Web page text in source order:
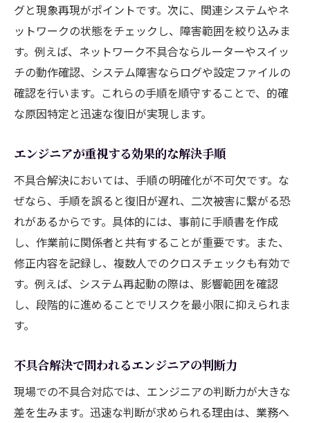
グと現象再現がポイントです。次に、関連システムやネ
ットワークの状態をチェックし、障害範囲を絞り込みま
す。例えば、ネットワーク不具合ならルーターやスイッ
チの動作確認、システム障害ならログや設定ファイルの
確認を行います。これらの手順を順守することで、的確
な原因特定と迅速な復旧が実現します。
エンジニアが重視する効果的な解決手順
不具合解決においては、手順の明確化が不可欠です。な
ぜなら、手順を誤ると復旧が遅れ、二次被害に繋がる恐
れがあるからです。具体的には、事前に手順書を作成
し、作業前に関係者と共有することが重要です。また、
修正内容を記録し、複数人でのクロスチェックも有効で
す。例えば、システム再起動の際は、影響範囲を確認
し、段階的に進めることでリスクを最小限に抑えられま
す。
不具合解決で問われるエンジニアの判断力
現場での不具合対応では、エンジニアの判断力が大きな
差を生みます。迅速な判断が求められる理由は、業務へ